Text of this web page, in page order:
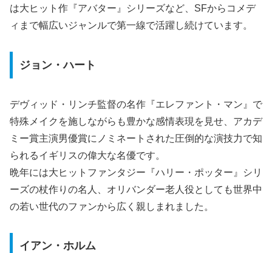
は大ヒット作『アバター』シリーズなど、SFからコメデ
ィまで幅広いジャンルで第一線で活躍し続けています。
ジョン・ハート
デヴィッド・リンチ監督の名作『エレファント・マン』で
特殊メイクを施しながらも豊かな感情表現を見せ、アカデ
ミー賞主演男優賞にノミネートされた圧倒的な演技力で知
られるイギリスの偉大な名優です。
晩年には大ヒットファンタジー『ハリー・ポッター』シリ
ーズの杖作りの名人、オリバンダー老人役としても世界中
の若い世代のファンから広く親しまれました。
イアン・ホルム